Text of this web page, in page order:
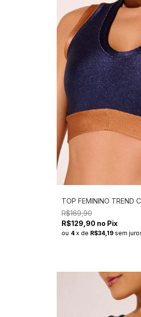
TOP FEMININO TREND
R$169,90
R$129,90 no Pix
ou 4 x de R$34,19 sem